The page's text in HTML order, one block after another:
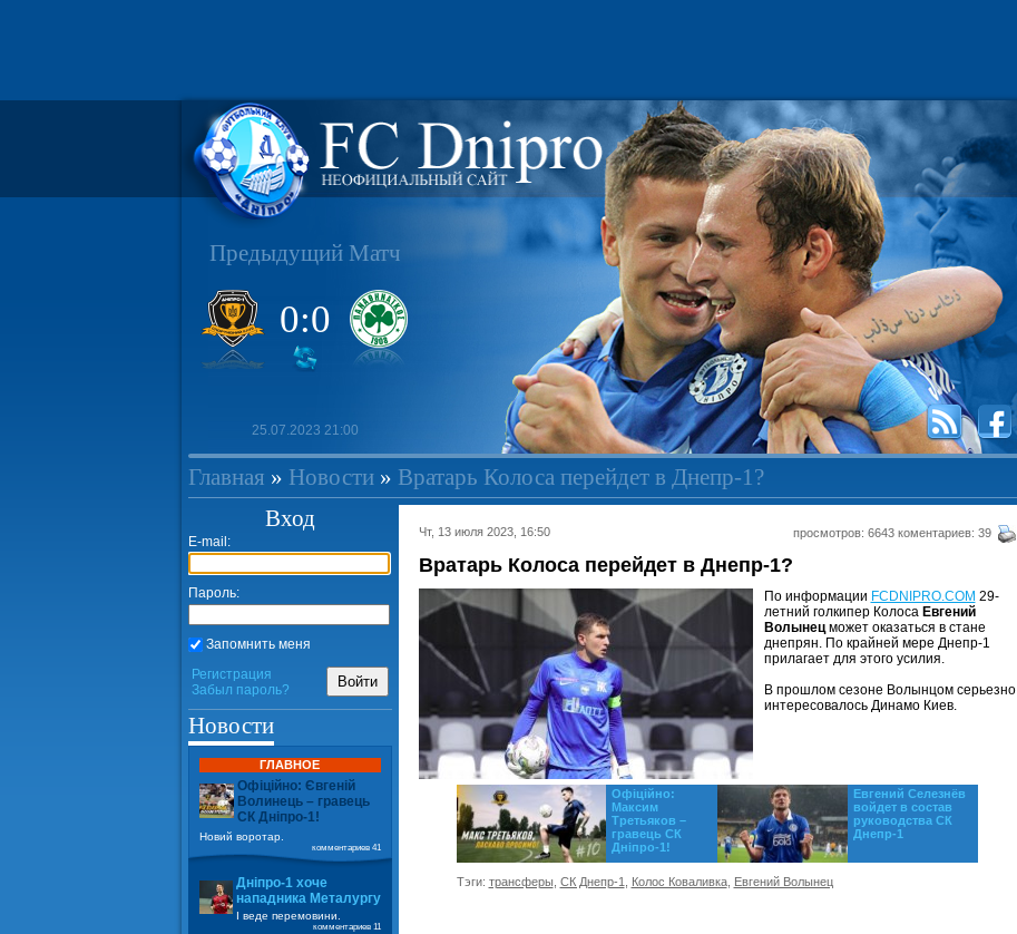
Предыдущий Матч
0:0
25.07.2023 21:00
Главная » Новости» Вратарь Колоса перейдет в Днепр-1?
Чт, 13 июля 2023, 16:50 просмотров: 6643 коментариев: 39
Вратарь Колоса перейдет в Днепр-1?
По информации FCDNIPRO.COM 29-
летний голкипер Колоса Евгений
Волынецможет оказаться в стане
днепрян. По крайней мере Днепр-1
прилагает для этого усилия.
В прошлом сезоне Волынцом серьезно
интересовалось Динамо Киев.
Офіційно:
Максим
Третьяков –
гравець СК
Дніпро-1!
Евгений Селезнёв
войдет в состав
руководства СК
Днепр-1
Тэги: трансферы СК Днепр-1 Колос Коваливка, Евгений Волынец
Вход
E-mail:
Пароль:
Запомнить меня
Регистрация
Забыл пароль?
Войти
Новости
ГЛАВНОЕ
Офіційно: Євгеній
Волинець – гравець
СК Дніпро-1!
Новий воротар.
комментариев 41
Дніпро-1 хоче
нападника Металургу
І веде перемовини.
комментариев 11